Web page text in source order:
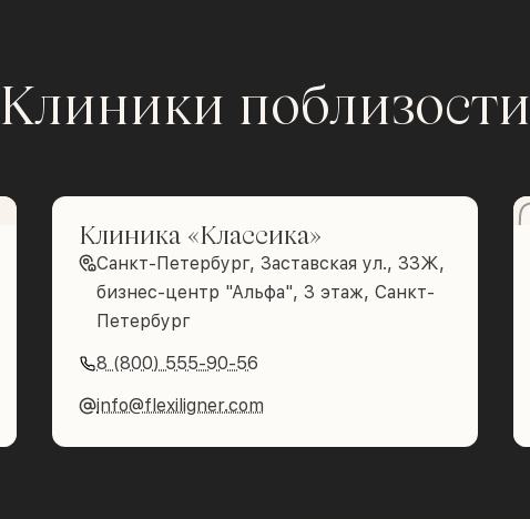
Клиники поблизости
Клиника «Классика»
Санкт-Петербург, Заставская ул., 33Ж,
бизнес-центр "Альфа", 3 этаж, Санкт-
Петербург
8 (800) 555-90-56
info@flexiligner.com